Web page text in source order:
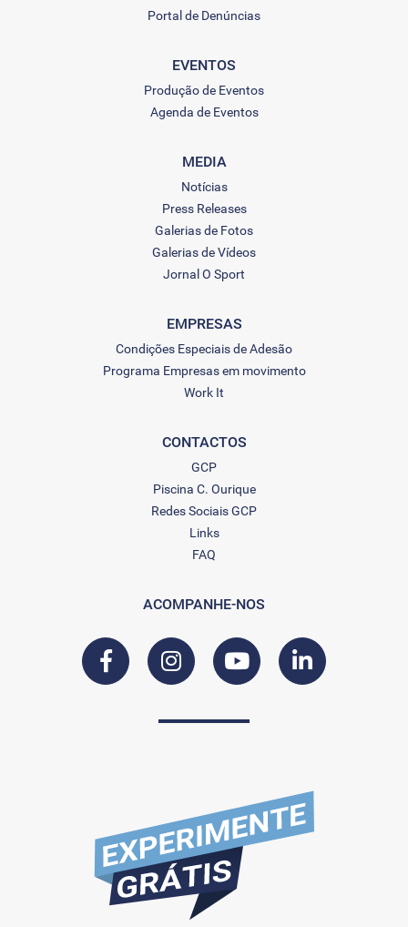
Portal de Denúncias
EVENTOS
Produção de Eventos
Agenda de Eventos
MEDIA
Notícias
Press Releases
Galerias de Fotos
Galerias de Vídeos
Jornal O Sport
EMPRESAS
Condições Especiais de Adesão
Programa Empresas em movimento
Work It
CONTACTOS
GCP
Piscina C. Ourique
Redes Sociais GCP
Links
FAQ
ACOMPANHE-NOS